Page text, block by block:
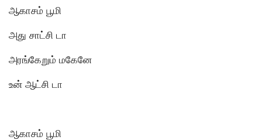
ஆகாசம் பூமி
அது சாட்சி டா
அரங்கேறும் மகேனே
உன் ஆட்சி டா
ஆகாசம் பூமி